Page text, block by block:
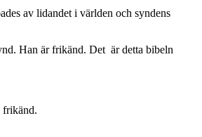
av lidandet i världen och syndens
Han är frikänd. Det är detta bibeln
frikänd.